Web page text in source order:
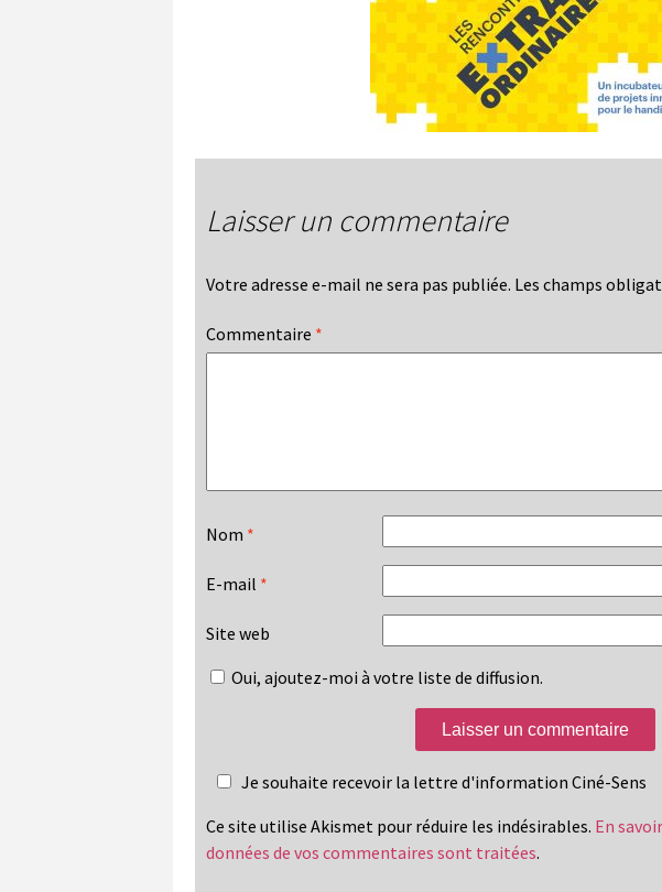
Laisser un commentaire
Votre adresse e-mail ne sera pas publiée. Les champs
Commentaire *
Nom *
E-mail *
Site web
Oui, ajoutez-moi à votre liste de diffusion.
Je souhaite recevoir la lettre d'information Ciné-Sens
Ce site utilise Akismet pour réduire les indésirables. En
données de vos commentaires sont traitées.